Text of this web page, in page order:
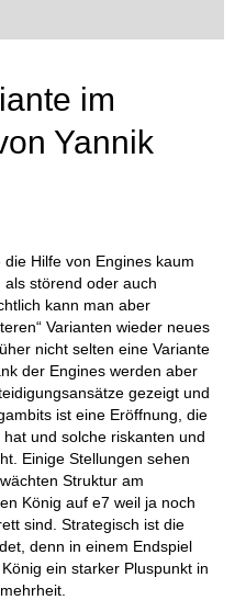
Mit
und
im
Yannik
Hilfe von Engines kaum
störend oder auch
kann man aber
Varianten wieder neues
nicht selten eine Variante
der Engines werden aber
gezeigt und
ist eine Eröffnung, die
und solche riskanten und
Einige Stellungen sehen
Struktur am
König auf e7 weil ja noch
sind. Strategisch ist die
denn in einem Endspiel
ein starker Pluspunkt in